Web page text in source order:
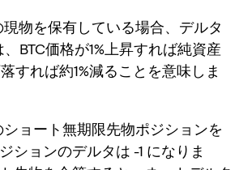
現物を保有している場合、デルタ
BTC価格が1%上昇すれば純資産
すれば約1%減ることを意味しま
ショート無期限先物ポジションを
ションのデルタは -1 になりま